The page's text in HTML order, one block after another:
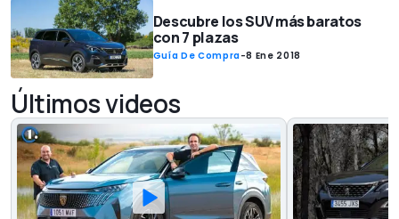
Descubre los SUV más baratos
con 7 plazas
Guía De Compra-8 Ene 2018
Últimos videos